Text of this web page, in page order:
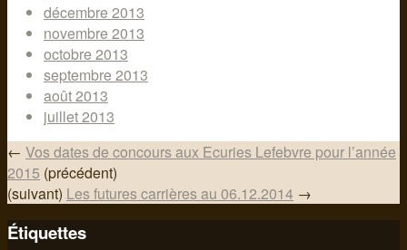
décembre 2013
novembre 2013
octobre 2013
septembre 2013
août 2013
juillet 2013
← Vos dates de concours aux Ecuries Lefebvre pour l’année
2015 (précédent)
(suivant) Les futures carrières au 06.12.2014 →
Étiquettes